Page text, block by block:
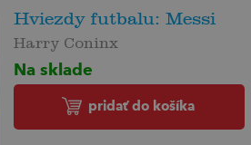
Hviezdy futbalu: Messi
Harry Coninx
Na sklade
pridať do košíka